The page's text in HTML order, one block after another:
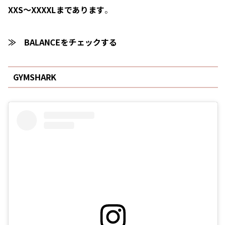
XXS～XXXXLまであります。
≫ BALANCEをチェックする
GYMSHARK